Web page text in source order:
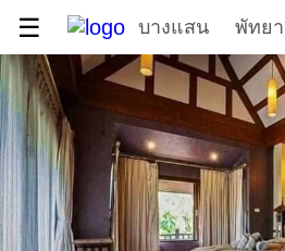
☰ บางแสน พัทยา